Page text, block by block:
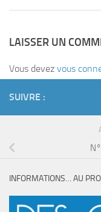
LAISSER UN
Vous devez vous
SUIVRE :
INFORMATIONS… AU